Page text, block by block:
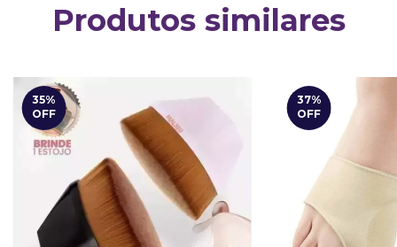
Produtos similares
35%
OFF
37%
OFF